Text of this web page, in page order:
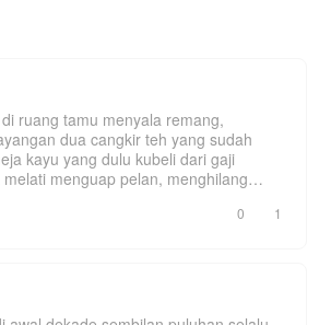
pengangguran"-nya di rumah.
Mereka adalah orang yang sama.
Dan Kaizan? Dia menikmati setiap detiknya.
Tapi rahasia tidak bisa bertahan selamanya.
Ketika topeng terbuka, ketika masa lalu yang
pernah membuatnya jatuh cinta berbalik pergi—
ruang tamu menyala remang,
dua cangkir teh yang sudah
kayu yang dulu kubeli dari gaji
menguap pelan, menghilang
0 1